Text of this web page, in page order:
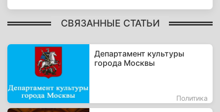
СВЯЗАННЫЕ СТАТЬИ
Департамент культуры
города Москвы
Политика